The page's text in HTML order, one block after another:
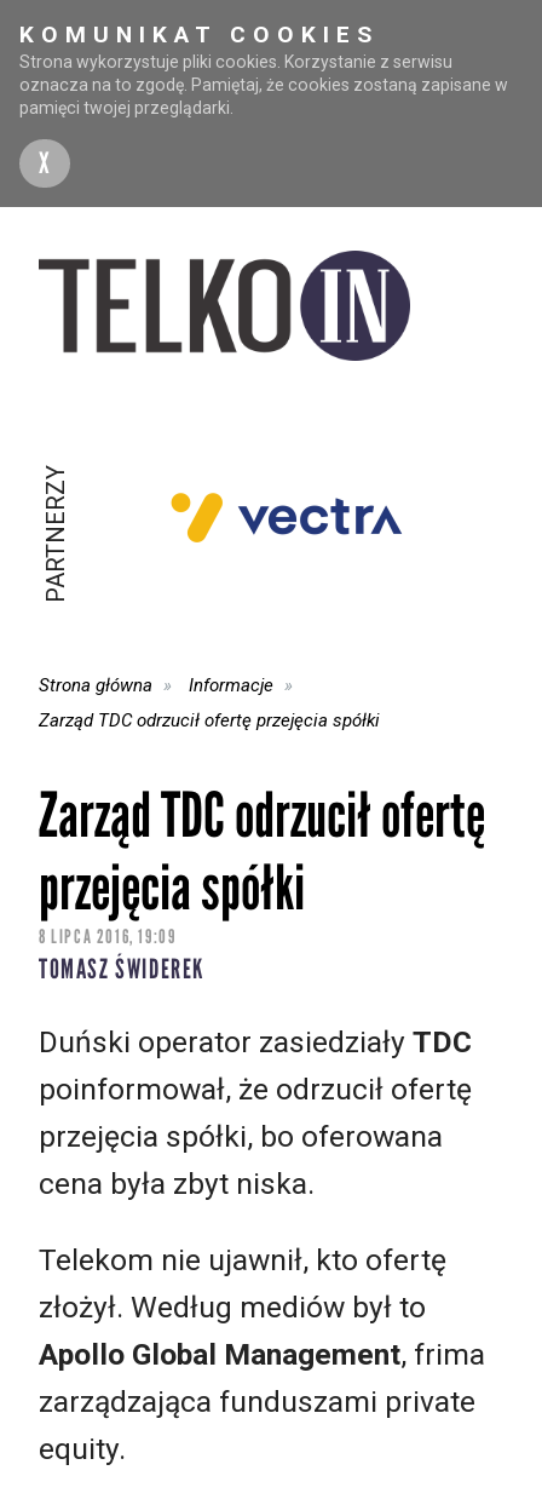
KOMUNIKAT COOKIES
Strona wykorzystuje pliki cookies. Korzystanie z serwisu
oznacza na to zgodę. Pamiętaj, że cookies zostaną zapisane w
pamięci twojej przeglądarki.
X
PARTNERZY
Strona główna
Informacje
Zarząd TDC odrzucił ofertę przejęcia spółki
Zarząd TDC odrzucił ofertę
przejęcia spółki
8 LIPCA 2016, 19:09
TOMASZ ŚWIDEREK
Duński operator zasiedziały TDC
poinformował, że odrzucił ofertę
przejęcia spółki, bo oferowana
cena była zbyt niska.
Telekom nie ujawnił, kto ofertę
złożył. Według mediów był to
Apollo Global Management, frima
zarządzająca funduszami private
equity.